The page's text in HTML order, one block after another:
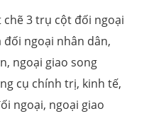
3 trụ cột đối ngoại
ngoại nhân dân,
ngoại giao song
cụ chính trị, kinh tế,
ngoại, ngoại giao